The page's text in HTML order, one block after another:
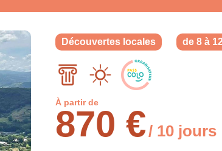
Découvertes locales de 8 à
À partir de
870 €/ 10 jours